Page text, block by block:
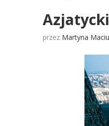
przez Martyna